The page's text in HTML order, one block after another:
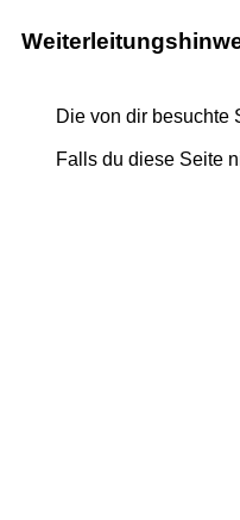
Die von dir besuchte
Falls du diese Seite